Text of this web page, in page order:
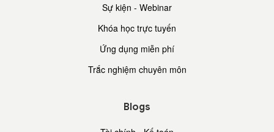
Sự kiện - Webinar
Khóa học trực tuyến
Ứng dụng miễn phí
Trắc nghiệm chuyên môn
Blogs